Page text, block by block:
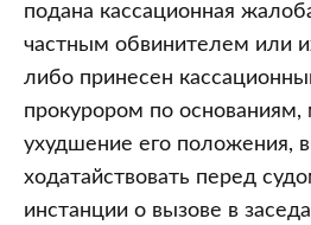
подана кассационная
частным обвинителем или
либо принесен
прокурором по
ухудшение его положения,
ходатайствовать перед
инстанции о вызове в